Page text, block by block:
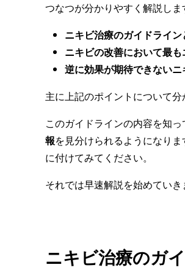
つなつが分かりやすく解説しま
ニキビ治療のガイドライ
ニキビの改善において最
逆に効果が期待できないニ
主に上記のポイントについて分
このガイドラインの内容を知
報を見分けられるようになり
に付けてみてください。
それでは早速解説を始めていき
ニキビ治療のガ